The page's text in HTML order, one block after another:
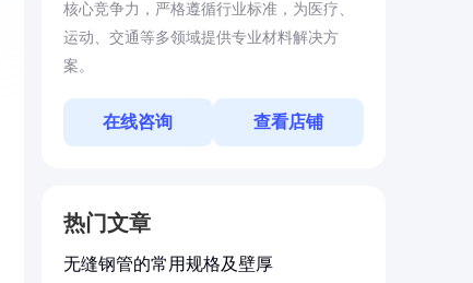
核心竞争力，严格遵循行业标准，为医疗、
运动、交通等多领域提供专业材料解决方
案。
在线咨询 查看店铺
热门文章
无缝钢管的常用规格及壁厚